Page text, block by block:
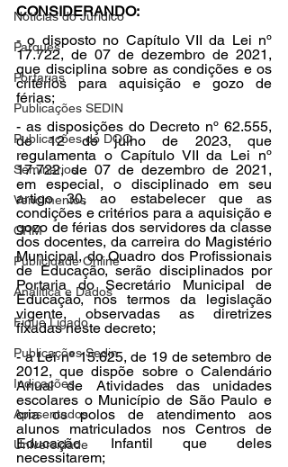
Notícias do Jurídico
Parques
Portarias
Publicações SEDIN
Publicações do DOC
Seminários
Vencimentos
CRM
Publicidade Online
Analítica e Dados
Fique Ligado
Publicações Sedin
Indicações
Aposentados
Universidade
CONSIDERANDO:
- o disposto no Capítulo VII da Lei nº
17.722, de 07 de dezembro de 2021,
que disciplina sobre as condições e os
critérios para aquisição e gozo de
férias;
- as disposições do Decreto nº 62.555,
de 12 de julho de 2023, que
regulamenta o Capítulo VII da Lei nº
17.722, de 07 de dezembro de 2021,
em especial, o disciplinado em seu
artigo 30, ao estabelecer que as
condições e critérios para a aquisição e
gozo de férias dos servidores da classe
dos docentes, da carreira do Magistério
Municipal, do Quadro dos Profissionais
de Educação, serão disciplinados por
Portaria do Secretário Municipal de
Educação, nos termos da legislação
vigente, observadas as diretrizes
fixadas neste decreto;
- a Lei nº 15.625, de 19 de setembro de
2012, que dispõe sobre o Calendário
Anual de Atividades das unidades
escolares o Município de São Paulo e
cria os polos de atendimento aos
alunos matriculados nos Centros de
Educação Infantil que deles
necessitarem;